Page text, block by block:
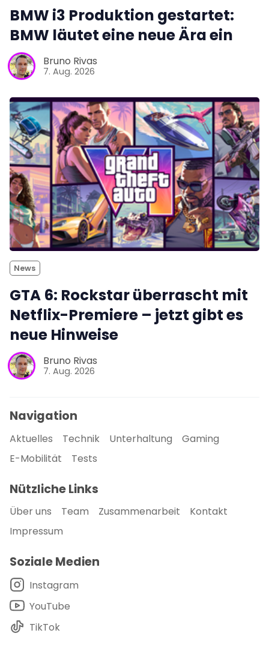
BMW i3 Produktion gestartet:
BMW läutet eine neue Ära ein
Bruno Rivas
7. Aug. 2026
News
GTA 6: Rockstar überrascht mit
Netflix-Premiere – jetzt gibt es
neue Hinweise
Bruno Rivas
7. Aug. 2026
Navigation
Aktuelles Technik Unterhaltung
Gaming
E-Mobilität
Tests
Nützliche Links
Über uns Team Zusammenarbeit
Kontakt
Impressum
Soziale Medien
Instagram
YouTube
TikTok